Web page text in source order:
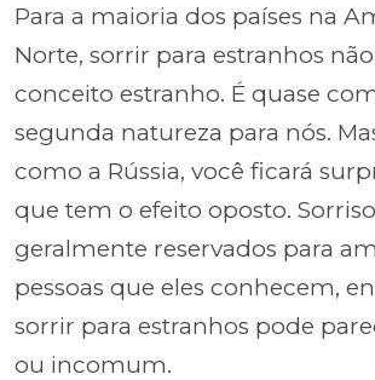
Para a maioria dos países na
Norte, sorrir para estranhos
conceito estranho. É quase
segunda natureza para nós.
como a Rússia, você ficará
que tem o efeito oposto.
geralmente reservados para
pessoas que eles conhecem,
sorrir para estranhos pode
ou incomum.